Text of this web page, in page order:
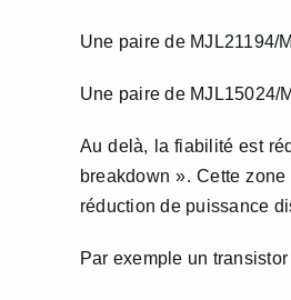
Une paire de MJL21194/
Une paire de MJL15024/
Au delà, la fiabilité est
breakdown ». Cette
réduction de puissance
Par exemple un